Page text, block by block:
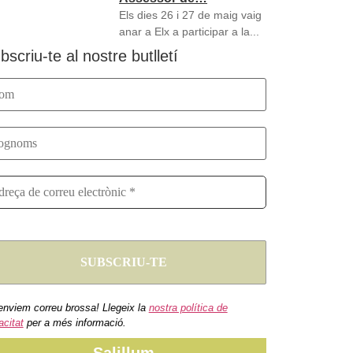
Els dies 26 i 27 de maig vaig
anar a Elx a participar a la...
te al nostre butlletí
correu brossa! Llegeix la nostra política de
per a més informació.